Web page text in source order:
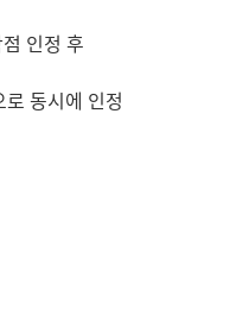
인정 후
동시에 인정